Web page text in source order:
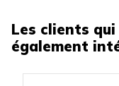
Les clients
également